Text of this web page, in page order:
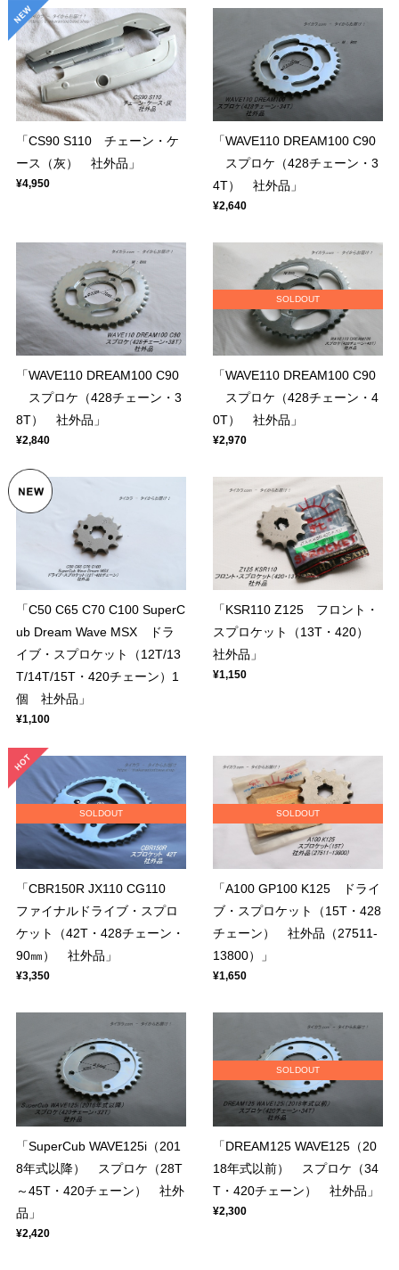
「CS90 S110 チェーン・ケ
ース（灰） 社外品」
¥4,950
「WAVE110 DREAM100 C90
スプロケ（428チェーン・3
4T） 社外品」
¥2,640
「WAVE110 DREAM100 C90
スプロケ（428チェーン・3
8T） 社外品」
¥2,840
SOLDOUT
「WAVE110 DREAM100 C90
スプロケ（428チェーン・4
0T） 社外品」
¥2,970
「C50 C65 C70 C100 SuperC
ub Dream Wave MSX ドラ
イブ・スプロケット（12T/13
T/14T/15T・420チェーン）1
個 社外品」
¥1,100
「KSR110 Z125 フロント・
スプロケット（13T・420）
社外品」
¥1,150
SOLDOUT
「CBR150R JX110 CG110
ファイナルドライブ・スプロ
ケット（42T・428チェーン・
90㎜） 社外品」
¥3,350
SOLDOUT
「A100 GP100 K125 ドライ
ブ・スプロケット（15T・428
チェーン） 社外品（27511-
13800）」
¥1,650
「SuperCub WAVE125i（201
8年式以降） スプロケ（28T
～45T・420チェーン） 社外
品」
¥2,420
SOLDOUT
「DREAM125 WAVE125（20
18年式以前） スプロケ（34
T・420チェーン） 社外品」
¥2,300